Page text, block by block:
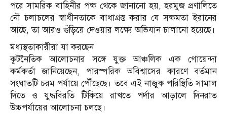
পরে সামরিক বাহিনীর পক্ষ থেকে জানানো হয়, হরমুজ প্রণালিতে
নৌ চলাচলের স্বাধীনতাকে বাধাগ্রস্ত করার যে সক্ষমতা ইরানের
আছে, তা আরও গুঁড়িয়ে দেওয়ার লক্ষ্যে অভিযান চালানো হয়েছে।
মধ্যস্থতাকারীরা যা করছেন
কূটনৈতিক আলোচনার সঙ্গে যুক্ত আঞ্চলিক এক গোয়েন্দা
কর্মকর্তা জানিয়েছেন, পারস্পরিক অবিশ্বাসের কারণে বর্তমান
সংঘাতটি চরম পর্যায়ে পৌঁছেছে। তবে এই নাজুক পরিস্থিতি সামাল
দিতে ও যুদ্ধবিরতি টিকিয়ে রাখতে পর্দার আড়ালে দিনরাত
উচ্চপর্যায়ের আলোচনা চলছে।